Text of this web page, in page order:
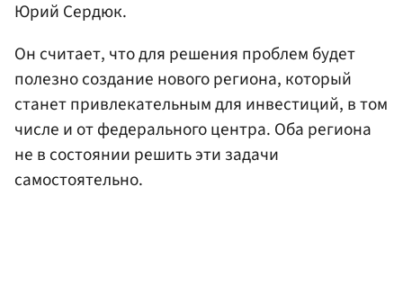
Юрий Сердюк.
Он считает, что для решения проблем будет
полезно создание нового региона, который
станет привлекательным для инвестиций, в том
числе и от федерального центра. Оба региона
не в состоянии решить эти задачи
самостоятельно.